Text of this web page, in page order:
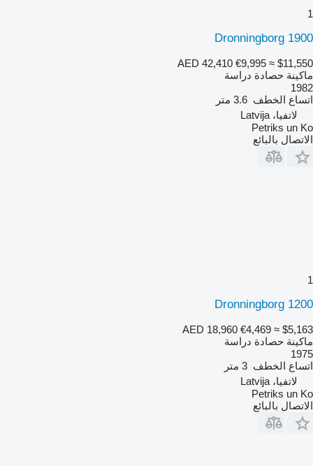
1
Dronningborg 1900
AED 42,410 €9,995 ≈ $11,550
ماكينة حصادة دراسة
1982
اتساع الخطف 3.6 متر
لاتفيا، Latvija
Petriks un Ko
الاتصال بالبائع
1
Dronningborg 1200
AED 18,960 €4,469 ≈ $5,163
ماكينة حصادة دراسة
1975
اتساع الخطف 3 متر
لاتفيا، Latvija
Petriks un Ko
الاتصال بالبائع